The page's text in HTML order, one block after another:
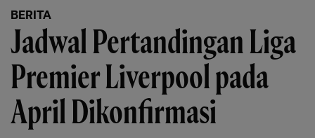
BERITA
Jadwal Pertandingan Liga
Premier Liverpool pada
April Dikonfirmasi